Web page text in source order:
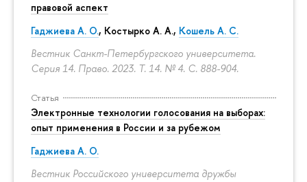
правовой аспект
Гаджиева А. О., Костырко А. А., Кошель А. С.
Вестник Санкт-Петербургского университета.
Серия 14. Право. 2023. Т. 14. № 4. С. 888-904.
Статья
Электронные технологии голосования на выборах:
опыт применения в России и за рубежом
Гаджиева А. О.
Вестник Российского университета дружбы